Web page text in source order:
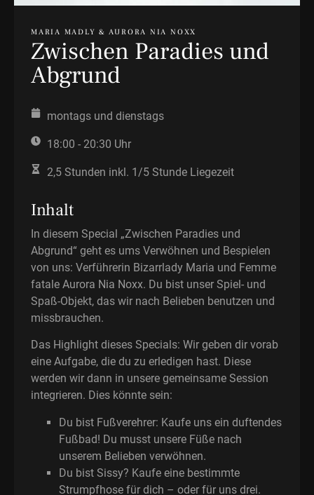
MARIA MADLY & AURORA NIA NOXX
Zwischen Paradies und
Abgrund
montags und dienstags
18:00 - 20:30 Uhr
2,5 Stunden inkl. 1/5 Stunde Liegezeit
Inhalt
In diesem Special „Zwischen Paradies und
Abgrund“ geht es ums Verwöhnen und Bespielen
von uns: Verführerin Bizarrlady Maria und Femme
fatale Aurora Nia Noxx. Du bist unser Spiel- und
Spaß-Objekt, das wir nach Belieben benutzen und
missbrauchen.
Das Highlight dieses Specials: Wir geben dir vorab
eine Aufgabe, die du zu erledigen hast. Diese
werden wir dann in unsere gemeinsame Session
integrieren. Dies könnte sein:
Du bist Fußverehrer: Kaufe uns ein duftendes
Fußbad! Du musst unsere Füße nach
unserem Belieben verwöhnen.
Du bist Sissy? Kaufe eine bestimmte
Strumpfhose für dich – oder für uns drei.